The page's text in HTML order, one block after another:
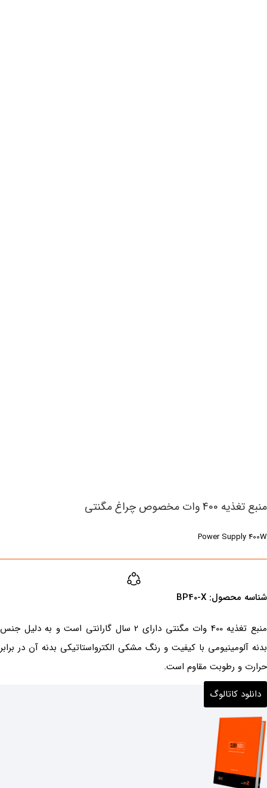
منبع تغذیه 400 وات مخصوص چراغ مگنتی
Power Supply 400W
شناسه محصول:‌ ‌BP40-X
منبع تغذیه 400 وات مگنتی دارای 2 سال گارانتی است و به دلیل جنس
بدنه آلومینیومی با کیفیت و رنگ مشکی الکترواستاتیکی بدنه آن در برابر
حرارت و رطوبت مقاوم‌ است.
دانلود کاتالوگ